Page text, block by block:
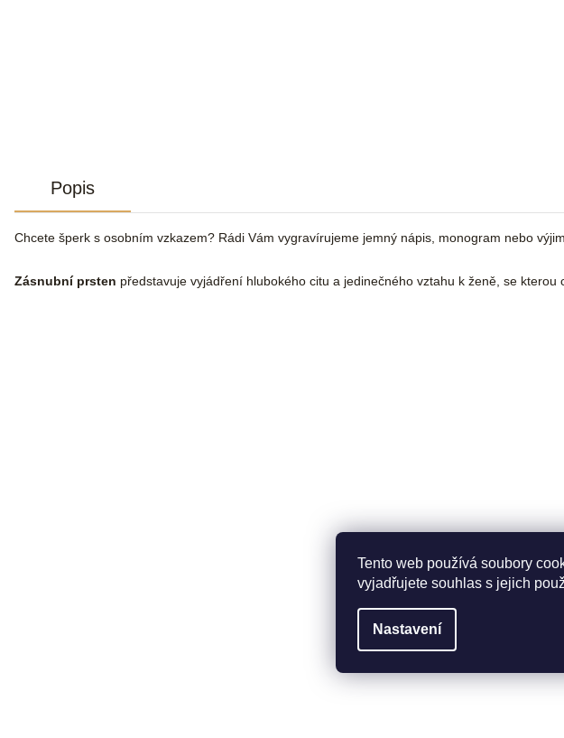
Tento web používá soubory
vyjadřujete souhlas s jejich
Nastavení
Popis
Chcete šperk s osobním vzkazem? Rádi Vám vygravírujeme jemný nápis, monogram nebo
Zásnubní prsten představuje vyjádření hlubokého citu a jedinečného vztahu k ženě, se